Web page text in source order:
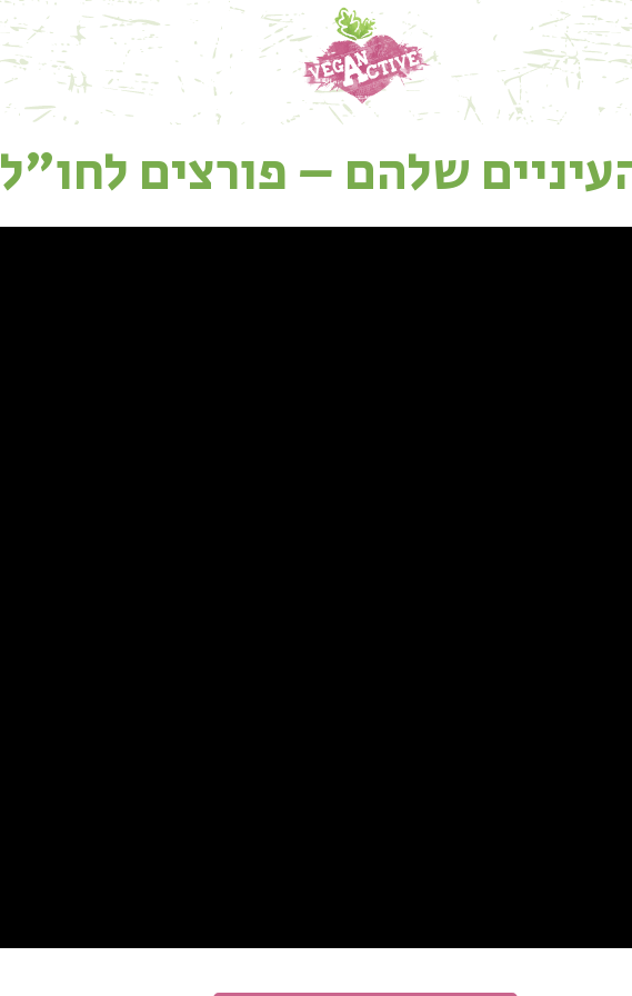
שלהם – פורצים לחו"ל